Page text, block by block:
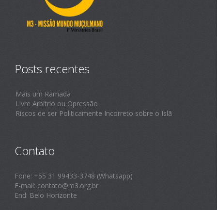
Posts recentes
Mais um Ramadã
Livre Arbítrio ou Opressão
Riscos de ser Politicamente Incorreto sobre o Islã
Contato
Fone: +55 31 99433-3748 (Whatsapp)
E-mail: contato@m3.org.br
End: Belo Horizonte